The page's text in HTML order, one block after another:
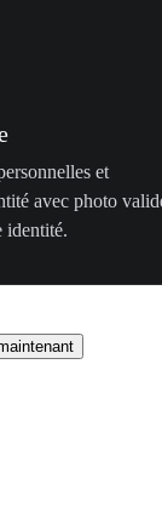
et
avec photo
identité.